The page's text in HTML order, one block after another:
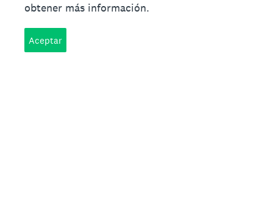
obtener más información.
Aceptar